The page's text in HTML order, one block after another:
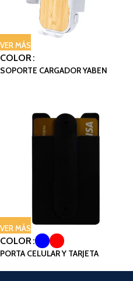
VER MÁS
COLOR
SOPORTE CARGADOR YABEN
VER MÁS
COLOR
PORTA CELULAR Y TARJETA